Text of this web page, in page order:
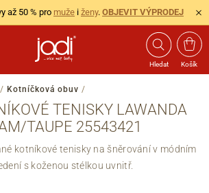
až 50 % pro muže i ženy. OBJEVIT VÝPRODEJ
Hledat Košík
/ Kotníčková obuv /
TENISKY LAWANDA
TAUPE 25543421
kotníkové tenisky na šněrování v módním
s koženou stélkou uvnitř.